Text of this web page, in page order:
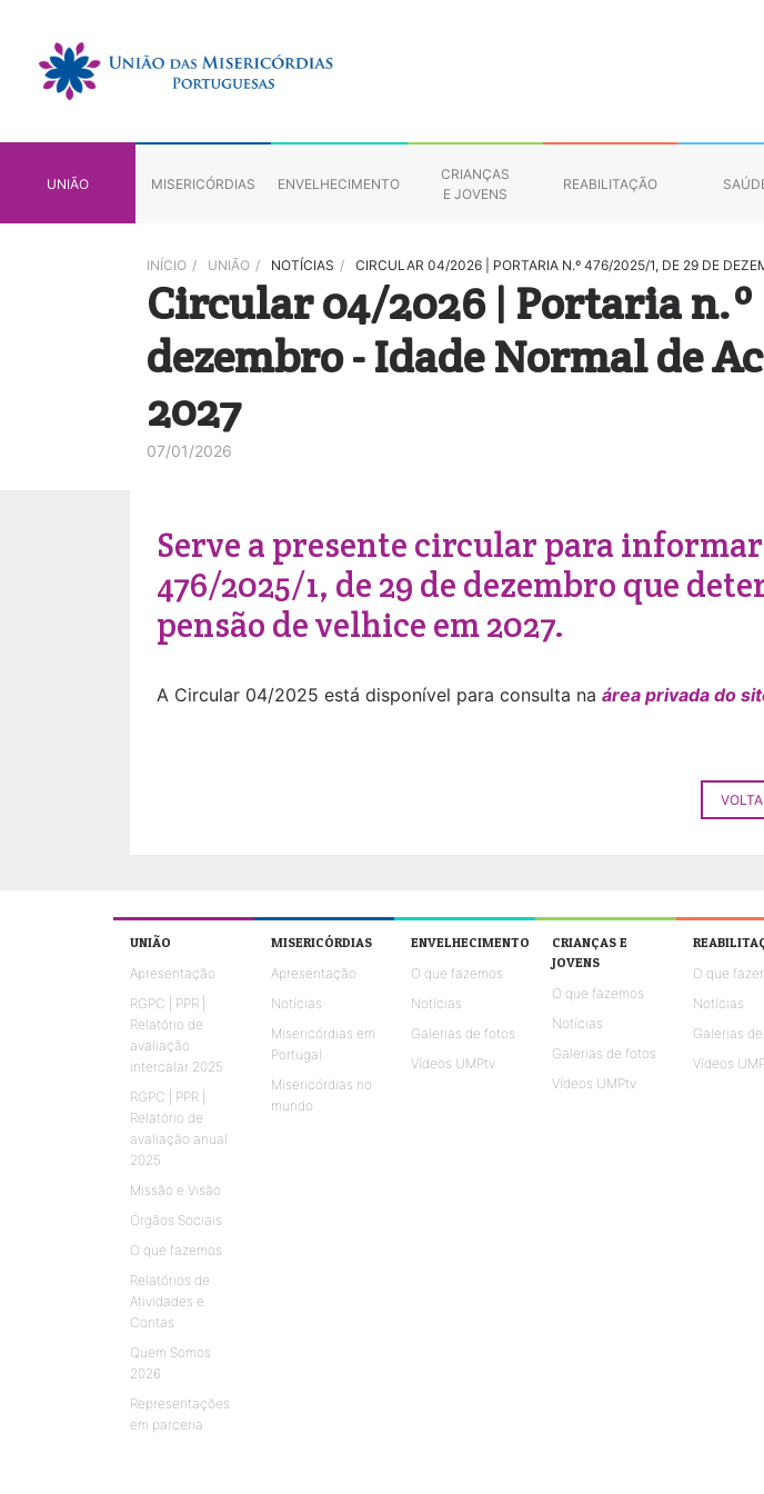
UNIÃO MISERICÓRDIAS ENVELHECIMENTO
CRIANÇAS
E JOVENS
REABILITAÇÃO
INÍCIO / UNIÃO / NOTÍCIAS / CIRCULAR 04/2026 | PORTARIA N.º 476/2025/1, DE 29 DE
Circular 04/2026 | Portaria n.º
dezembro - Idade Normal de
2027
07/01/2026
Serve a presente circular para
476/2025/1, de 29 de dezembro que
pensão de velhice em 2027.
A Circular 04/2025 está disponível para consulta na área privada do
UNIÃO
Apresentação
RGPC | PPR |
Relatório de
avaliação
intercalar 2025
RGPC | PPR |
Relatório de
avaliação anual
2025
Missão e Visão
Órgãos Sociais
O que fazemos
Relatórios de
Atividades e
Contas
Quem Somos
2026
Representações
em parceria
MISERICÓRDIAS
Apresentação
Notícias
Misericórdias em
Portugal
Misericórdias no
mundo
ENVELHECIMENTO
O que fazemos
Notícias
Galerias de fotos
Vídeos UMPtv
CRIANÇAS E
JOVENS
O que fazemos
Notícias
Galerias de fotos
Vídeos UMPtv
O que
Notícias
Galerias
Vídeos